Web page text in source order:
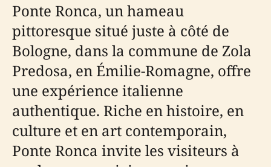
Ponte Ronca, un hameau
pittoresque situé juste à côté de
Bologne, dans la commune de Zola
Predosa, en Émilie-Romagne, offre
une expérience italienne
authentique. Riche en histoire, en
culture et en art contemporain,
Ponte Ronca invite les visiteurs à